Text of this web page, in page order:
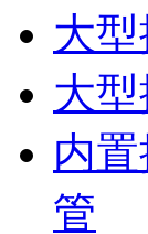
大
大
内
管